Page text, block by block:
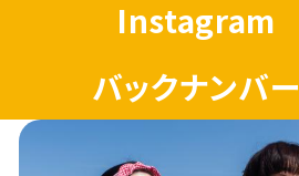
Instagram
バックナンバー